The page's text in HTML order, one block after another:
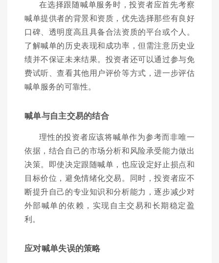
在选择跟随喊单服务时，投资者应首先考察
喊单提供者的背景和资质，优先选择那些有良好
口碑、透明度高且具备合法资质的平台或个人。
了解喊单的历史表现和成功率，但需注意历史业
绩并不保证未来结果。投资者还可以通过参与免
费试听、查看其他用户评价等方式，进一步评估
喊单服务的可靠性。
喊单与自主交易的结合
理性的投资者应该将喊单作为参考而非唯一
依据，结合自己的市场分析和风险承受能力做出
决策。即使决定跟随喊单，也应设定好止损点和
目标价位，避免情绪化交易。同时，投资者应不
断提升自己的专业知识和分析能力，逐步减少对
外部喊单的依赖，实现自主交易和长期稳定盈
利。
应对喊单失误的策略